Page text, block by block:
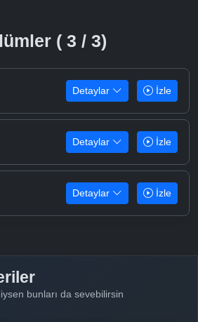
( 3 / 3)
Detaylar İzle
Detaylar İzle
Detaylar İzle
bunları da sevebilirsin